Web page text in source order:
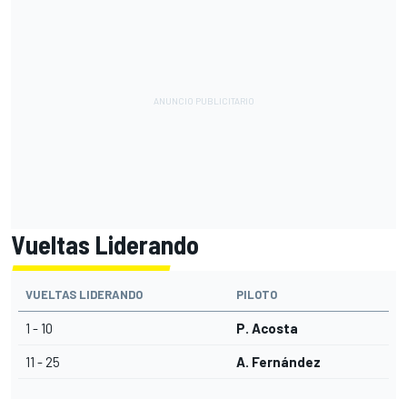
Vueltas Liderando
VUELTAS LIDERANDO PILOTO
1 - 10 P. Acosta
11 - 25 A. Fernández